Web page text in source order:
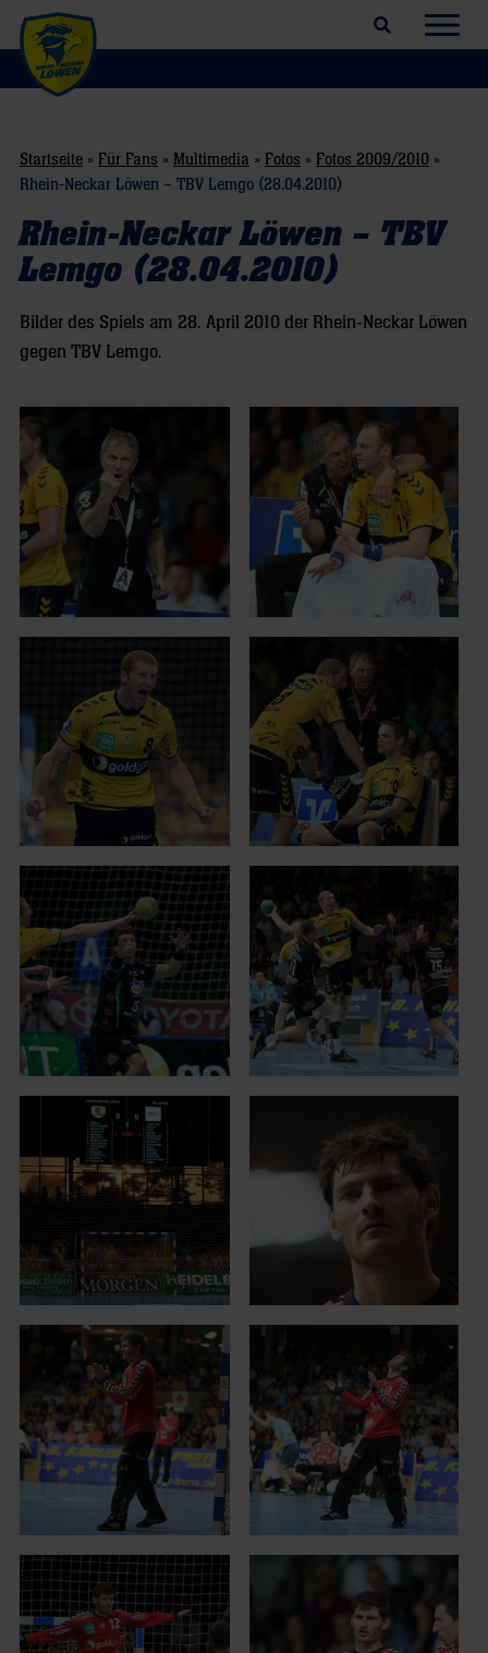
Suchfeld öffnen
Startseite » Für Fans » Multimedia » Fotos » Fotos 2009/2010 »
Rhein-Neckar Löwen – TBV Lemgo (28.04.2010)
Rhein-Neckar Löwen – TBV
Lemgo (28.04.2010)
Bilder des Spiels am 28. April 2010 der Rhein-Neckar Löwen
gegen TBV Lemgo.